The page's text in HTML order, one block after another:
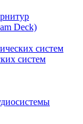
Deck)
систем
систем